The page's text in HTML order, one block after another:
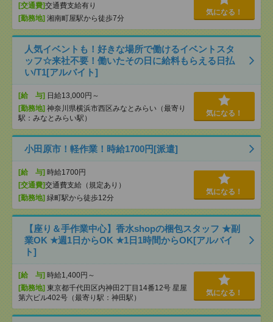
[交通費]交通費支給有り
[勤務地] 湘南町屋駅から徒歩7分
気になる！
人気イベントも！好きな場所で働けるイベントスタ
ッフ☆来社不要！働いたその日に給料もらえる日払
い/T1[アルバイト]
[給 与] 日給13,000円～
[勤務地] 神奈川県横浜市西区みなとみらい（最寄り
駅：みなとみらい駅）
気になる！
小田原市！軽作業！時給1700円[派遣]
[給 与] 時給1700円
[交通費]交通費支給（規定あり）
[勤務地] 緑町駅から徒歩12分
気になる！
【座り＆手作業中心】香水shopの梱包スタッフ ★副
業OK ★週1日からOK ★1日1時間からOK[アルバイ
ト]
[給 与] 時給1,400円～
[勤務地] 東京都千代田区内神田2丁目14番12号 星屋
第六ビル402号（最寄り駅：神田駅）
気になる！